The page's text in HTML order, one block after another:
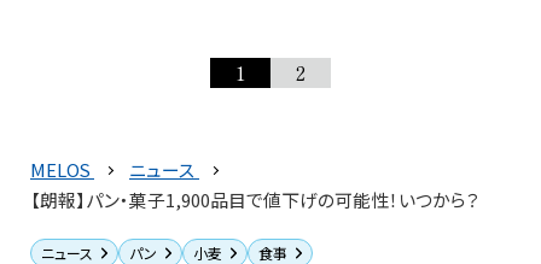
1 2
MELOS
ニュース
【朗報】パン・菓子1,900品目で値下げの可能性！いつから？
ニュース パン 小麦 食事